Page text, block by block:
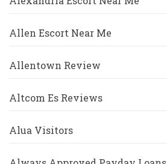
Allen Escort Near Me
Allentown Review
Altcom Es Reviews
Alua Visitors